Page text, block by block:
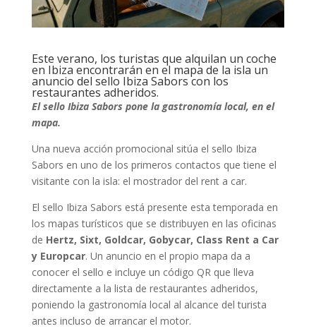
Este verano, los turistas que alquilan un coche
en Ibiza encontrarán en el mapa de la isla un
anuncio del sello Ibiza Sabors con los
restaurantes adheridos.
El sello Ibiza Sabors pone la gastronomía local, en el
mapa.
Una nueva acción promocional sitúa el sello Ibiza
Sabors en uno de los primeros contactos que tiene el
visitante con la isla: el mostrador del rent a car.
El sello Ibiza Sabors está presente esta temporada en
los mapas turísticos que se distribuyen en las oficinas
de Hertz, Sixt, Goldcar, Gobycar, Class Rent a Car
y Europcar. Un anuncio en el propio mapa da a
conocer el sello e incluye un código QR que lleva
directamente a la lista de restaurantes adheridos,
poniendo la gastronomía local al alcance del turista
antes incluso de arrancar el motor.